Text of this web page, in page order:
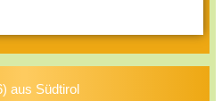
aus Südtirol